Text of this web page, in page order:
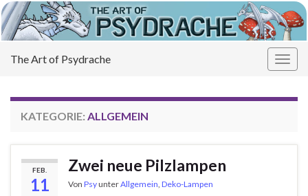
The Art of Psydrache
KATEGORIE: ALLGEMEIN
FEB.
11
Zwei neue Pilzlampen
Von PsyunterAllgemein Deko-Lampen